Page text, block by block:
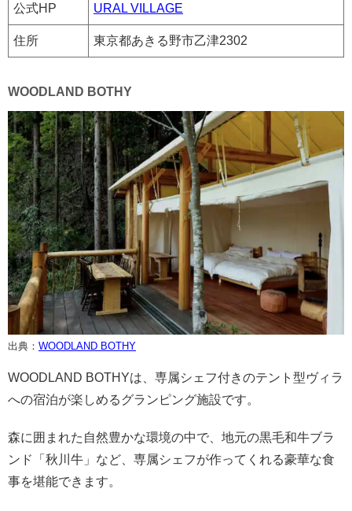
公式HP URAL VILLAGE
住所 東京都あきる野市乙津2302
WOODLAND BOTHY
出典： WOODLAND BOTHY
WOODLAND BOTHYは、専属シェフ付きのテント型ヴィラ
への宿泊が楽しめるグランピング施設です。
森に囲まれた自然豊かな環境の中で、地元の黒毛和牛ブラ
ンド「秋川牛」など、専属シェフが作ってくれる豪華な食
事を堪能できます。